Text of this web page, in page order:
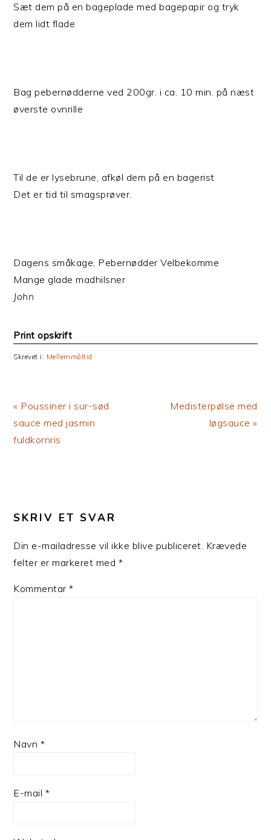
Sæt dem på en bageplade med bagepapir og tryk
dem lidt flade
Bag pebernødderne ved 200gr. i ca. 10 min. på næst
øverste ovnrille
Til de er lysebrune, afkøl dem på en bagerist
Det er tid til smagsprøver.
Dagens småkage, Pebernødder Velbekomme
Mange glade madhilsner
John
Print opskrift
Skrevet i: Mellemmåltid
Previous
Post:
« Poussiner i sur-sød
sauce med jasmin
fuldkornris
Next
Medisterpølse med
løgsauce »
SKRIV ET SVAR
Din e-mailadresse vil ikke blive publiceret. Krævede
felter er markeret med *
Kommentar*
Navn *
E-mail *